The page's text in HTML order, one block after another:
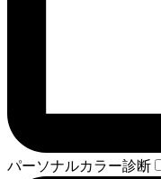
パーソナルカラー診断